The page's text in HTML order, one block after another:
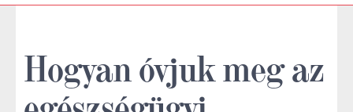
Hogyan óvjuk meg az